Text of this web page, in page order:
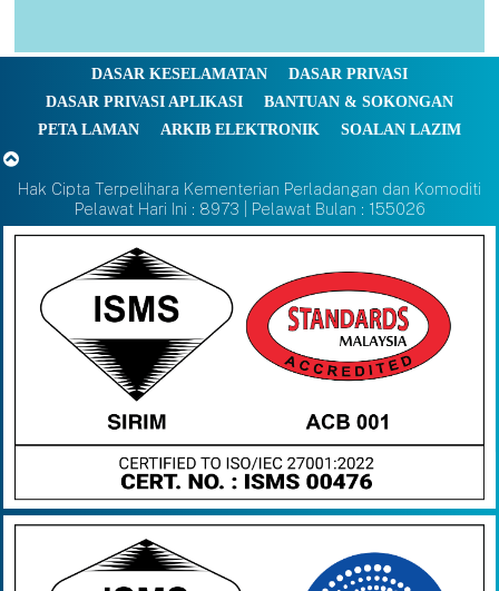
DASAR KESELAMATAN
DASAR PRIVASI
DASAR PRIVASI APLIKASI
BANTUAN & SOKONGAN
PETA LAMAN
ARKIB ELEKTRONIK SOALAN LAZIM
Hak Cipta Terpelihara Kementerian Perladangan dan Komoditi
Pelawat Hari Ini : 8973 | Pelawat Bulan : 155026